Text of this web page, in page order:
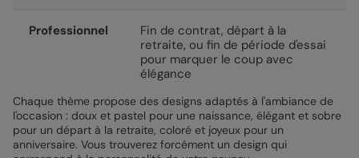
Professionnel
Fin de contrat, départ à la
retraite, ou fin de période d'essai
pour marquer le coup avec
élégance
Chaque thème propose des designs adaptés à l'ambiance de
l'occasion : doux et pastel pour une naissance, élégant et sobre
pour un départ à la retraite, coloré et joyeux pour un
anniversaire. Vous trouverez forcément un design qui